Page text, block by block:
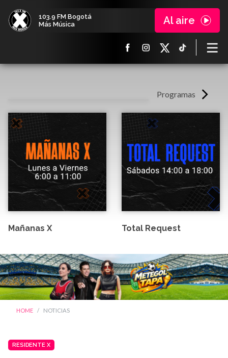
103.9 FM Bogotá
Más Música
Al aire
Programas
Mañanas X Total Request
HOME NOTICIAS
RESIDENTE X